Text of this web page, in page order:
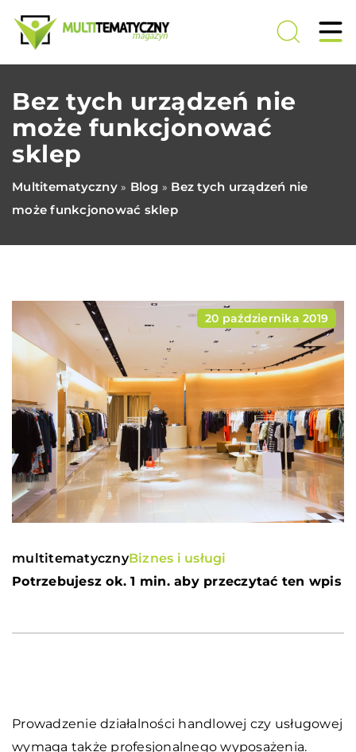
Bez tych urządzeń nie
może funkcjonować
sklep
Multitematyczny» Blog » Bez tych urządzeń nie
może funkcjonować sklep
20 października 2019
multitematycznyBiznes i usługi
Potrzebujesz ok. 1 min. aby przeczytać ten wpis
Prowadzenie działalności handlowej czy usługowej
wymaga także profesjonalnego wyposażenia.